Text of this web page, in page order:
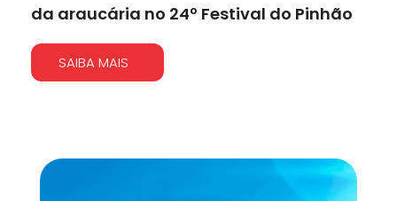
da araucária no 24º Festival do Pinhão
SAIBA MAIS